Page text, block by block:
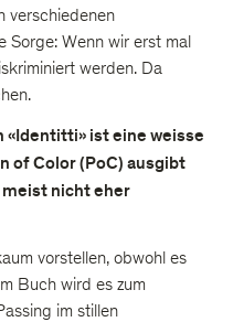
verschiedenen
Sorge: Wenn wir erst mal
werden. Da
«Identitti» ist eine weisse
of Color (PoC) ausgibt
nicht eher
vorstellen, obwohl es
Buch wird es zum
im stillen